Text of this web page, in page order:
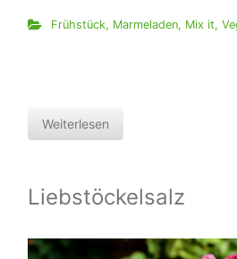
Frühstück, Marmeladen, Mix it,
Weiterlesen
Liebstöckelsalz